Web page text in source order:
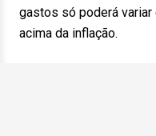
gastos só poderá variar
acima da inflação.